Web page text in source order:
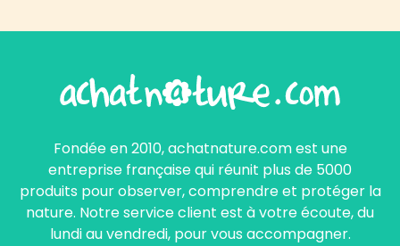
Fondée en 2010, achatnature.com est une
entreprise française qui réunit plus de 5000
produits pour observer, comprendre et protéger la
nature. Notre service client est à votre écoute, du
lundi au vendredi, pour vous accompagner.